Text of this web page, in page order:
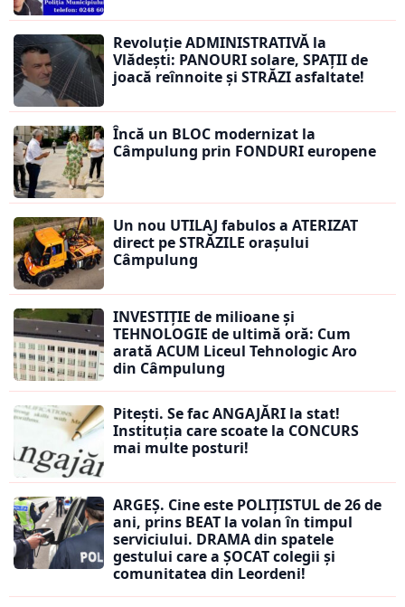
Revoluție ADMINISTRATIVĂ la
Vlădești: PANOURI solare, SPAȚII de
joacă reînnoite și STRĂZI asfaltate!
Încă un BLOC modernizat la
Câmpulung prin FONDURI europene
Un nou UTILAJ fabulos a ATERIZAT
direct pe STRĂZILE orașului
Câmpulung
INVESTIȚIE de milioane și
TEHNOLOGIE de ultimă oră: Cum
arată ACUM Liceul Tehnologic Aro
din Câmpulung
Pitești. Se fac ANGAJĂRI la stat!
Instituția care scoate la CONCURS
mai multe posturi!
ARGEȘ. Cine este POLIȚISTUL de 26 de
ani, prins BEAT la volan în timpul
serviciului. DRAMA din spatele
gestului care a ȘOCAT colegii și
comunitatea din Leordeni!